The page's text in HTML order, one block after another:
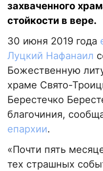
захваченного
стойкости в вере.
30 июня 2019 года
Луцкий Нафанаил
Божественную
храме Свято-
Берестечко
благочиния,
епархии.
«Почти пять
тех страшных